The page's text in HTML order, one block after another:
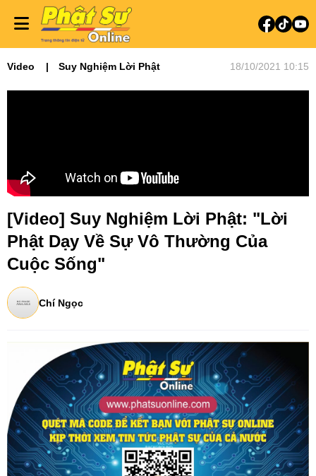
Video Suy Nghiệm Lời Phật 18/10/2021 10:15
[Video] Suy Nghiệm Lời Phật: "Lời
Phật Dạy Về Sự Vô Thường Của
Cuộc Sống"
Chí Ngọc